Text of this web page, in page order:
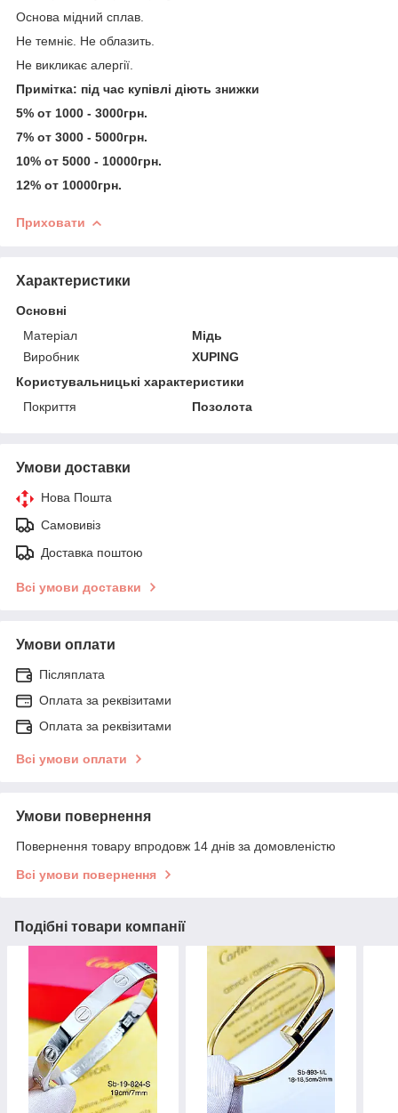
Основа мідний сплав.
Не темніє. Не облазить.
Не викликає алергії.
Примітка: під час купівлі діють знижки
5% от 1000 - 3000грн.
7% от 3000 - 5000грн.
10% от 5000 - 10000грн.
12% от 10000грн.
Приховати
Характеристики
Основні
Матеріал
Мідь
Виробник
XUPING
Користувальницькі характеристики
Покриття
Позолота
Умови доставки
Нова Пошта
Самовивіз
Доставка поштою
Всі умови доставки
Умови оплати
Післяплата
Оплата за реквізитами
Оплата за реквізитами
Всі умови оплати
Умови повернення
Повернення товару впродовж 14 днів за домовленістю
Всі умови повернення
Подібні товари компанії